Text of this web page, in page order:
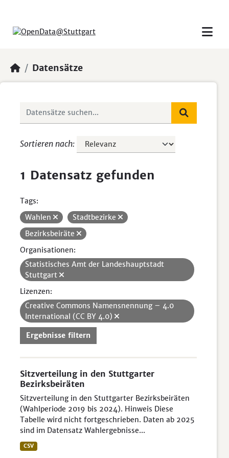
Datensätze
Sortieren nach
1 Datensatz gefunden
Tags:
Wahlen
Stadtbezirke
Bezirksbeiräte
Organisationen:
Statistisches Amt der Landeshauptstadt
Stuttgart
Lizenzen:
Creative Commons Namensnennung – 4.0
International (CC BY 4.0)
Ergebnisse filtern
Sitzverteilung in den Stuttgarter
Bezirksbeiräten
Sitzverteilung in den Stuttgarter Bezirksbeiräten
(Wahlperiode 2019 bis 2024). Hinweis Diese
Tabelle wird nicht fortgeschrieben. Daten ab 2025
sind im Datensatz Wahlergebnisse...
CSV